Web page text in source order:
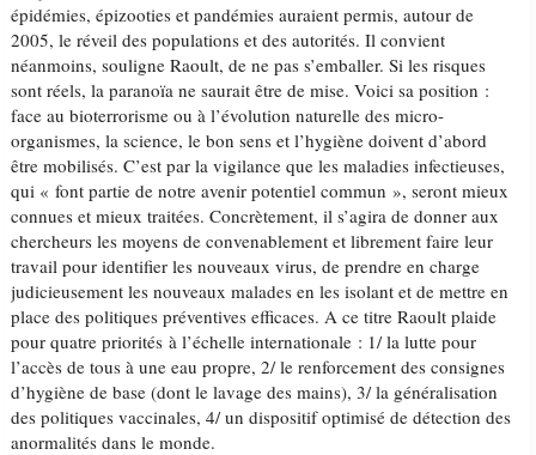
épidémies, épizooties et pandémies auraient permis, autour de
2005, le réveil des populations et des autorités. Il convient
néanmoins, souligne Raoult, de ne pas s’emballer. Si les risques
sont réels, la paranoïa ne saurait être de mise. Voici sa position :
face au bioterrorisme ou à l’évolution naturelle des micro-
organismes, la science, le bon sens et l’hygiène doivent d’abord
être mobilisés. C’est par la vigilance que les maladies infectieuses,
qui « font partie de notre avenir potentiel commun », seront mieux
connues et mieux traitées. Concrètement, il s’agira de donner aux
chercheurs les moyens de convenablement et librement faire leur
travail pour identifier les nouveaux virus, de prendre en charge
judicieusement les nouveaux malades en les isolant et de mettre en
place des politiques préventives efficaces. A ce titre Raoult plaide
pour quatre priorités à l’échelle internationale : 1/ la lutte pour
l’accès de tous à une eau propre, 2/ le renforcement des consignes
d’hygiène de base (dont le lavage des mains), 3/ la généralisation
des politiques vaccinales, 4/ un dispositif optimisé de détection des
anormalités dans le monde.